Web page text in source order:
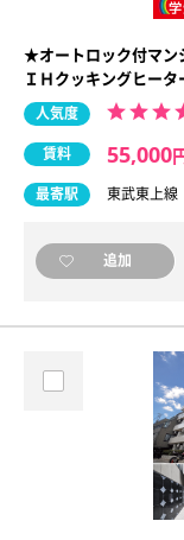
★オートロック付マン
ＩＨクッキングヒー
人気度
賃料 55,000
最寄駅 東武東上
追加